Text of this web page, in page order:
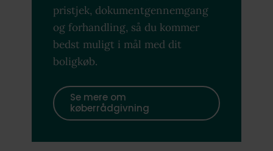
pristjek, dokumentgennemgang
og forhandling, så du kommer
bedst muligt i mål med dit
boligkøb.
Se mere om
køberrådgivning